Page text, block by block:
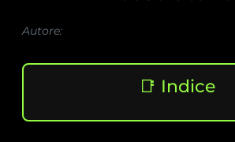
Autore:
📑 Indice